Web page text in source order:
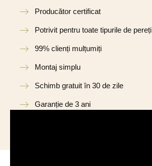
Producător certificat
Potrivit pentru toate tipurile de pereți
99% clienți mulțumiți
Montaj simplu
Schimb gratuit în 30 de zile
Garanție de 3 ani